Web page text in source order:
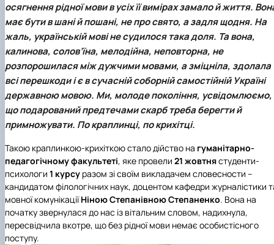
Іноземні мови
Працевлаштування
Їдальні та буфети
Студентські квитки
Центр вивчення мов
Психологічна підтримка
Інклюзивне середовище
Рада молодих вчених
Наукові школи
Стартап школа НУБіП України
Методичні рекомендації, пам'ятки
Форми документів
Патентно-ліцензійна діяльність
ЦКНО «Агропромисловий комплекс, лісове і
садово-паркове господарство, ветеринарна
медицина»
Обладнання НУБіП України
Біоетична комісія
Наукові видання
Досліднику та автору
Звіт про проведення НТЗ
Наукові журнали НУБіП України
Наукові журнали НУБіП України (English)
Пам'ятка про проведення науково-
заходів
Порядок планування та організації
проведення НТЗ
Монографії
Наука для бізнесу
Каталог наукових послуг
«SEB-2025»
Наглядова рада
Рада роботодавців
Благодійний фонд «Голосіївська ініціатива
2020»
Історія університету
Видатні випускники та працівники
Звіт ректора
Пам'яті захисників України
Почесні доктори і професори НУБіП України
Пресслужба
Університетський кур'єр
Вибори ректора
Програма розвитку університету
ініціатива – 2025»
Доступ до публічної інформації
Державні закупівлі
Офіційна символіка
Антикорупційні заходи
Уповноважена особа з питань запобігання
виявлення корупції
Положення про антикорупційного
уповноваженого НУБіП України
Національні нормативно-правові акти
Нормативно-правові акти НУБіП України
Методичні роз’яснення НАЗК
Антикорупційні заходи
Гендерна радниця
Контактна інформація
осягнення рідної мови в усіх її вимірах замало й життя.
має бути в шані й пошані, не про свято, а задля щодня. На
жаль, українській мові не судилося така доля. Та вона,
калинова, солов’їна, мелодійна, неповторна, не
розпорошилася між дужчими мовами, а зміцніла, здолала
всі перешкоди і є в сучасній соборній самостійній Україні
державною мовою. Ми, молоде покоління, усвідомлюємо,
що подарований предтечами скарб треба берегти й
примножувати. По краплинці, по крихітці.
Такою краплинкою-крихіткою стало дійство на гуманітарно-
педагогічному факультеті, яке провели 21 жовтнястуденти-
психологи 1 курсу разом зі своїм викладачем словесности –
кандидатом філологічних наук, доцентом кафедри журналістики
мовної комунікаціїНіною Степанівною Степаненко. Вона на
початку звернулася до нас із вітальним словом, надихнула,
пересвідчила вкотре, що без рідної мови немає особистісного
поступу.